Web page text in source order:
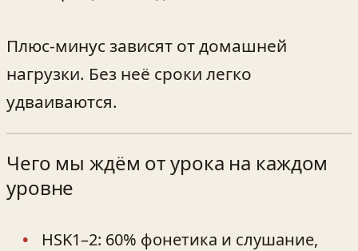
Плюс‑минус зависят от домашней
нагрузки. Без неё сроки легко
удваиваются.
Чего мы ждём от урока на каждом
уровне
HSK1–2: 60% фонетика и слушание,